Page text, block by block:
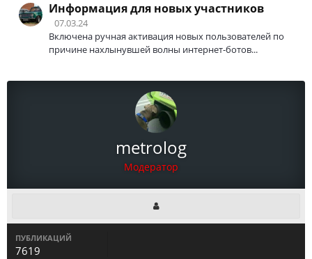
Информация для новых участников
07.03.24
Включена ручная активация новых пользователей по
причине нахлынувшей волны интернет-ботов...
metrolog
Модератор
ПУБЛИКАЦИЙ
7619